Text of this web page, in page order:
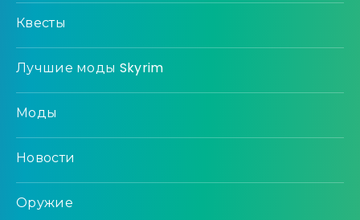
Квесты
Лучшие моды Skyrim
Моды
Новости
Оружие